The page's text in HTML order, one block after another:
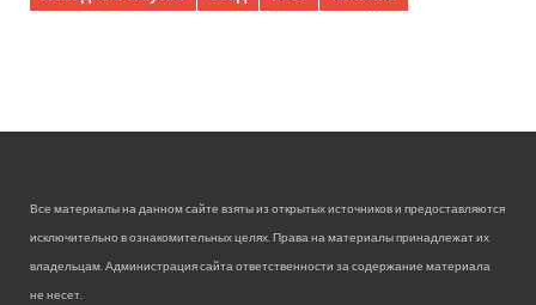
Все материалы на данном сайте взяты из открытых источников и предоставляются
исключительно в ознакомительных целях. Права на материалы принадлежат их
владельцам. Администрация сайта ответственности за содержание материала
не несет.